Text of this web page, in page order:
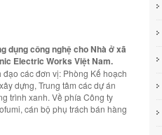
dụng công nghệ cho Nhà ở xã
Electric Works Việt Nam.
các đơn vị: Phòng Kế hoạch
dựng, Trung tâm các dự án
trình xanh. Về phía Công ty
cán bộ phụ trách bán hàng